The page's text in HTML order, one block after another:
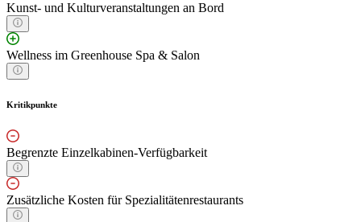
Kunst- und Kulturveranstaltungen an Bord
Wellness im Greenhouse Spa & Salon
Kritikpunkte
Begrenzte Einzelkabinen-Verfügbarkeit
Zusätzliche Kosten für Spezialitätenrestaurants